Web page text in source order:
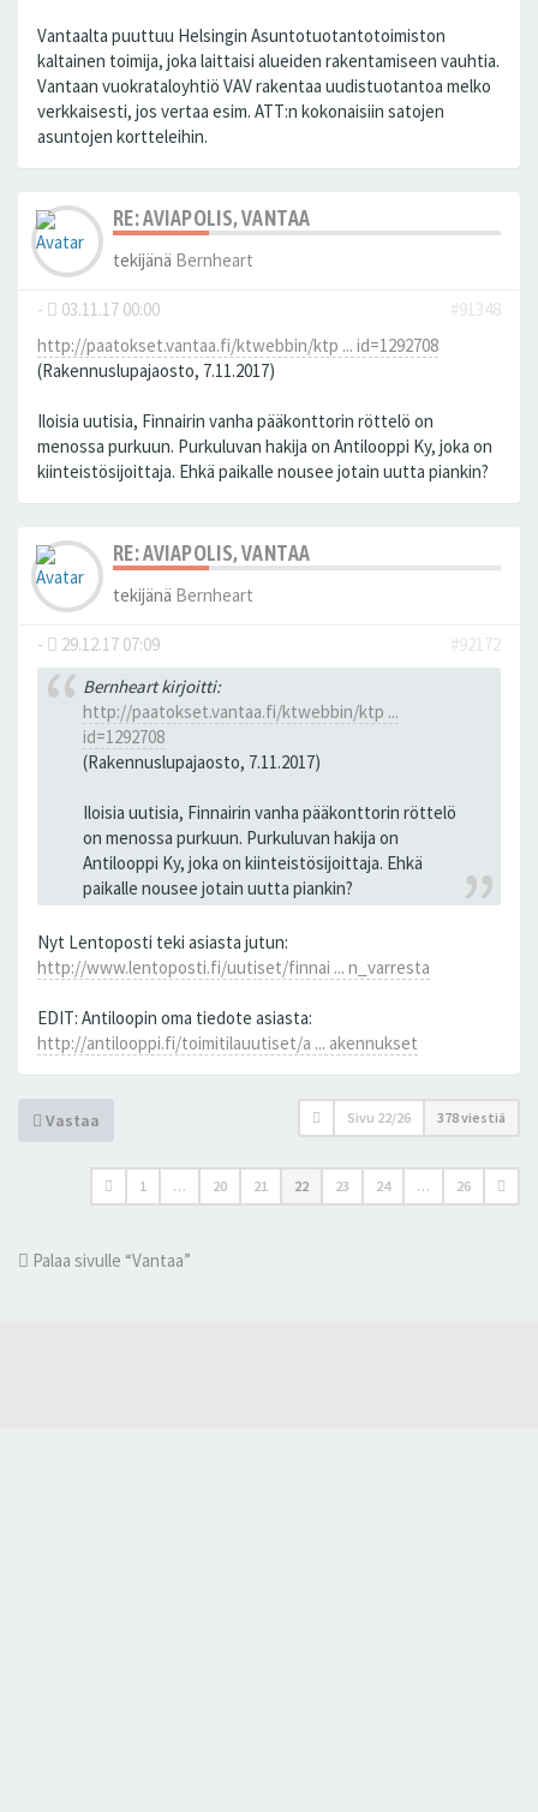
Vantaalta puuttuu Helsingin Asuntotuotantotoimiston
kaltainen toimija, joka laittaisi alueiden rakentamiseen vauhtia.
Vantaan vuokrataloyhtiö VAV rakentaa uudistuotantoa melko
verkkaisesti, jos vertaa esim. ATT:n kokonaisiin satojen
asuntojen kortteleihin.
RE: AVIAPOLIS, VANTAA
tekijänä Bernheart
- 03.11.17 00:00
#91348
http://paatokset.vantaa.fi/ktwebbin/ktp ... id=1292708
(Rakennuslupajaosto, 7.11.2017)
Iloisia uutisia, Finnairin vanha pääkonttorin röttelö on
menossa purkuun. Purkuluvan hakija on Antilooppi Ky, joka on
kiinteistösijoittaja. Ehkä paikalle nousee jotain uutta piankin?
RE: AVIAPOLIS, VANTAA
tekijänä Bernheart
- 29.12.17 07:09
#92172
Bernheart kirjoitti:
http://paatokset.vantaa.fi/ktwebbin/ktp ...
id=1292708
(Rakennuslupajaosto, 7.11.2017)
Iloisia uutisia, Finnairin vanha pääkonttorin röttelö
on menossa purkuun. Purkuluvan hakija on
Antilooppi Ky, joka on kiinteistösijoittaja. Ehkä
paikalle nousee jotain uutta piankin?
Nyt Lentoposti teki asiasta jutun:
http://www.lentoposti.fi/uutiset/finnai ... n_varresta
EDIT: Antiloopin oma tiedote asiasta:
http://antilooppi.fi/toimitilauutiset/a ... akennukset
Vastaa Sivu 22/26 378 viestiä
1 … 20 21 22 23 24 … 26
Palaa sivulle “Vantaa”